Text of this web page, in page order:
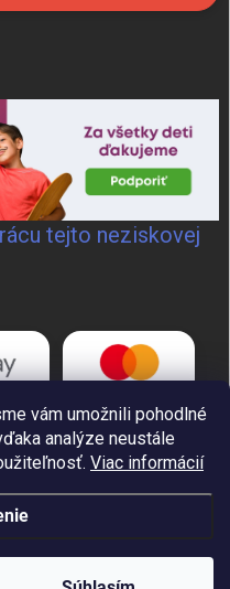
vám umožnili pohodlné
analýze neustále
Viac informácií
tejto neziskovej
Všetky práva vyhradené.